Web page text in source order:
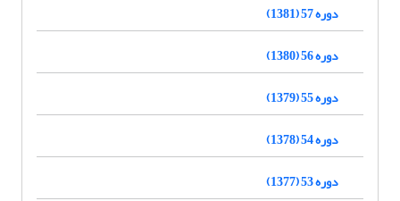
دوره 57 (1381)
دوره 56 (1380)
دوره 55 (1379)
دوره 54 (1378)
دوره 53 (1377)